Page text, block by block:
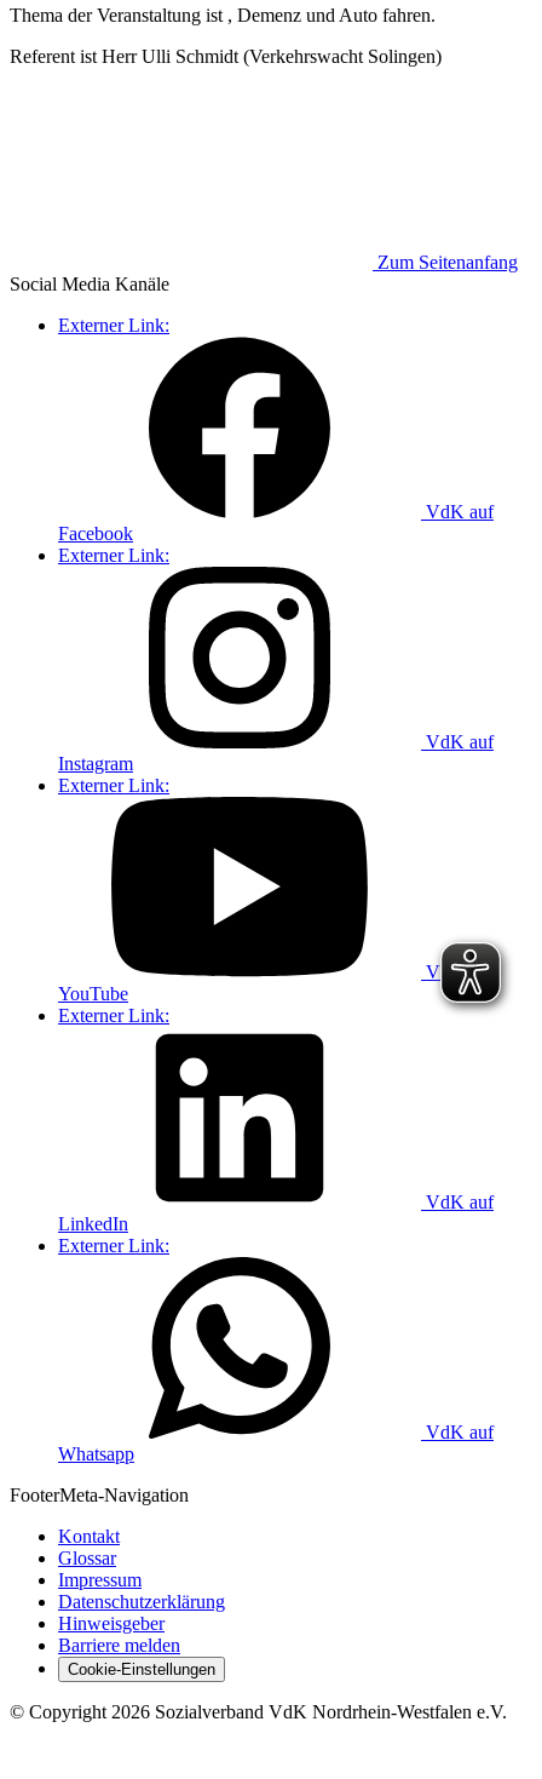
Thema der Veranstaltung ist , Demenz und Auto fahren.
Referent ist Herr Ulli Schmidt (Verkehrswacht Solingen)
Zum Seitenanfang
Social Media Kanäle
Externer Link:
VdK auf
Facebook
Externer Link:
VdK auf
Instagram
Externer Link:
VdK auf
YouTube
Externer Link:
VdK auf
LinkedIn
Externer Link:
VdK auf
Whatsapp
FooterMeta-Navigation
Kontakt
Glossar
Impressum
Datenschutzerklärung
Hinweisgeber
Barriere melden
Cookie-Einstellungen
© Copyright 2026 Sozialverband VdK Nordrhein-Westfalen e.V.